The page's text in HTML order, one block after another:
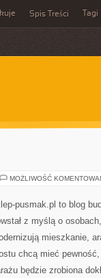
Spis Treści Tagi
MOŻLIWOŚĆ
pusmak.pl to blog
z myślą o
mieszkanie,
chcą mieć
będzie zrobiona